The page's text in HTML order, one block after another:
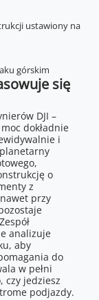
się
DJI –
dokładnie
i
o
z
przy
analizuje
aby
do
w pełni
czy jedziesz
podjazdy.